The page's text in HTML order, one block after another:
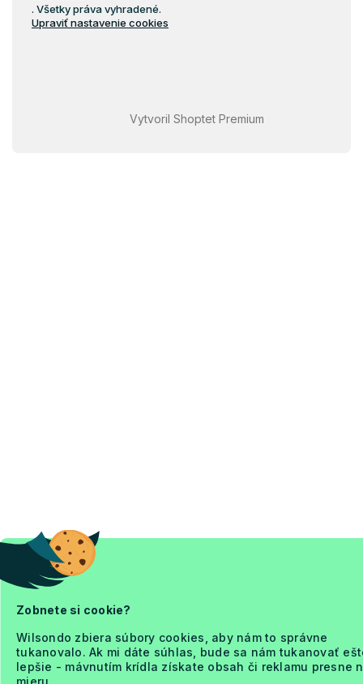
Zobnete si cookie?
Wilsondo zbiera súbory cookies, aby nám to správne
tukanovalo. Ak mi dáte súhlas, bude sa nám tukanovať
lepšie - mávnutím krídla získate obsah či reklamu presne
mieru.
Vytvoril Shoptet Premium
. Všetky práva vyhradené.
Upraviť nastavenie cookies